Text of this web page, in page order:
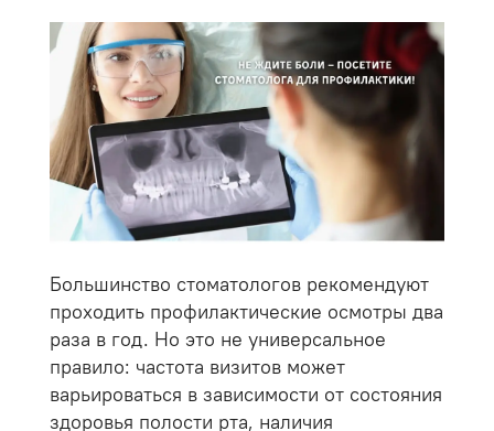
Большинство стоматологов рекомендуют
проходить профилактические осмотры два
раза в год. Но это не универсальное
правило: частота визитов может
варьироваться в зависимости от состояния
здоровья полости рта, наличия